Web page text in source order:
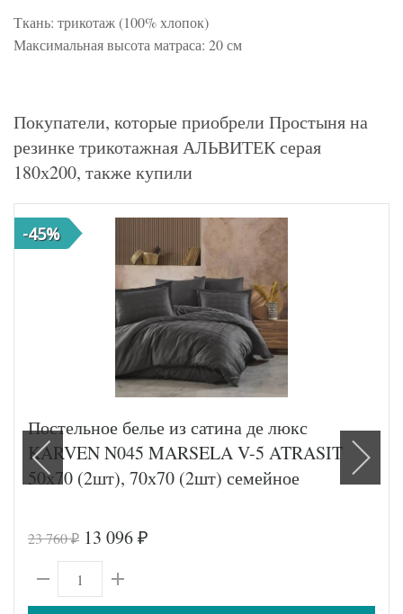
Ткань: трикотаж (100% хлопок)
Максимальная высота матраса: 20 см
Покупатели, которые приобрели Простыня на
резинке трикотажная АЛЬВИТЕК серая
180х200, также купили
-45%
Постельное белье из сатина де люкс
KARVEN N045 MARSELA V-5 ATRASIT
50х70 (2шт), 70х70 (2шт) семейное
23 760₽ 13 096 ₽